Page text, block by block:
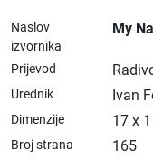
Naslov
izvornika
My
Prijevod
Urednik Ivan
Dimenzije 17 x
Broj strana 165